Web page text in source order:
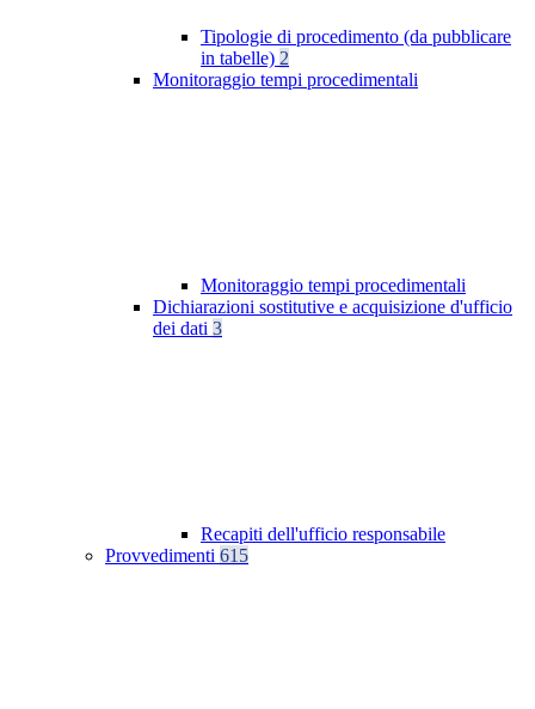
Tipologie di procedimento (da pubblicare
in tabelle) 2
Monitoraggio tempi procedimentali
Monitoraggio tempi procedimentali
Dichiarazioni sostitutive e acquisizione d'ufficio
dei dati 3
Recapiti dell'ufficio responsabile
Provvedimenti 615